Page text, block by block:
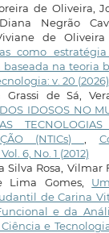
de Oliveira,
Negrão
de
como
baseada na teoria
v. 20 (2026)
Grassi de Sá,
IDOSOS NO
(NTICs)
6, No. 1 (2012)
Silva Rosa, Vilmar
Lima Gomes,
de Carina
e da
e